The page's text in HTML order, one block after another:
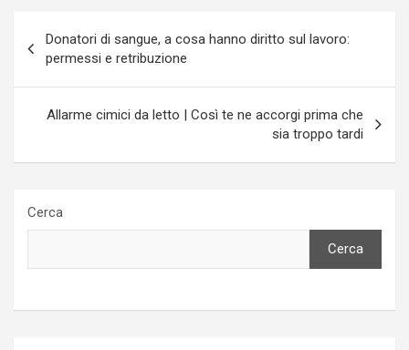
articoli
Donatori di sangue, a cosa hanno diritto sul lavoro:
permessi e retribuzione
Allarme cimici da letto | Così te ne accorgi prima che
sia troppo tardi
Cerca
Cerca